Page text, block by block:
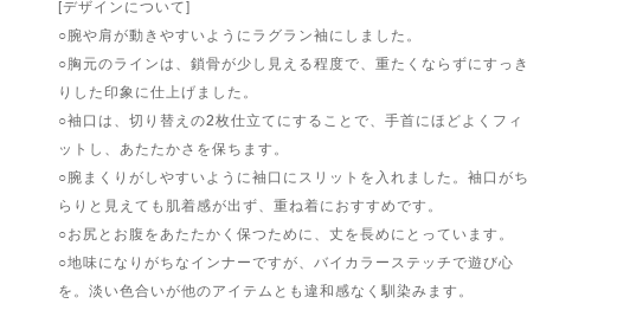
[デザインについて]
○腕や肩が動きやすいようにラグラン袖にしました。
○胸元のラインは、鎖骨が少し見える程度で、重たくならずにすっき
りした印象に仕上げました。
○袖口は、切り替えの2枚仕立てにすることで、手首にほどよくフィ
ットし、あたたかさを保ちます。
○腕まくりがしやすいように袖口にスリットを入れました。袖口がち
らりと見えても肌着感が出ず、重ね着におすすめです。
○お尻とお腹をあたたかく保つために、丈を長めにとっています。
○地味になりがちなインナーですが、バイカラーステッチで遊び心
を。淡い色合いが他のアイテムとも違和感なく馴染みます。